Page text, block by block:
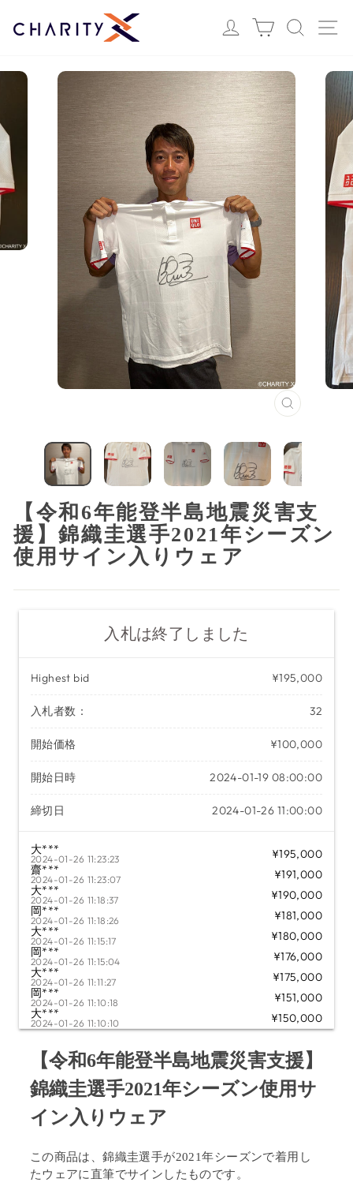
キ
Login カート 検索
閉
（ESC）
【令和6年能登半島地震災害支
援】錦織圭選手2021年シーズン
使用サイン入りウェア
入札は終了しました
Highest bid ¥195,000
入札者数： 32
開始価格 ¥100,000
開始日時 2024-01-19 08:00:00
締切日 2024-01-26 11:00:00
大***
2024-01-26 11:23:23
¥195,000
齋***
2024-01-26 11:23:07
¥191,000
大***
2024-01-26 11:18:37
¥190,000
岡***
2024-01-26 11:18:26
¥181,000
大***
2024-01-26 11:15:17
¥180,000
岡***
2024-01-26 11:15:04
¥176,000
大***
2024-01-26 11:11:27
¥175,000
岡***
2024-01-26 11:10:18
¥151,000
大***
2024-01-26 11:10:10
¥150,000
岡***
【令和6年能登半島地震災害支援】
錦織圭選手2021年シーズン使用サ
イン入りウェア
この商品は、錦織圭選手が2021年シーズンで着用し
たウェアに直筆でサインしたものです。